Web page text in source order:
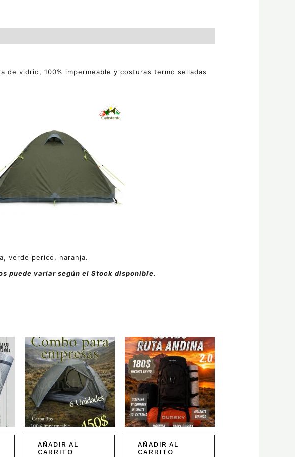
de vidrio, 100% impermeable y costuras termo selladas
verde perico, naranja.
puede variar según el Stock disponible.
AÑADIR AL
CARRITO
AÑADIR AL
CARRITO